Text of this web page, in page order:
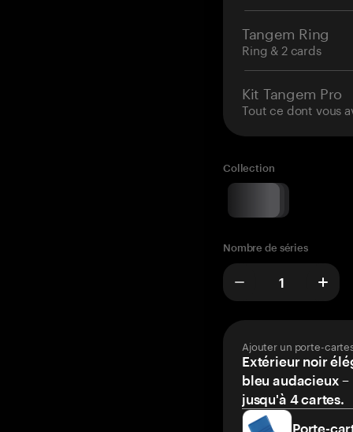
Tangem Ring
Ring & 2 cards
Kit Tangem Pro
Tout ce dont vous
Collection
Nombre de séries
Ajouter un porte-
Extérieur noir
bleu audacieux
jusqu'à 4 cartes.
Porte-